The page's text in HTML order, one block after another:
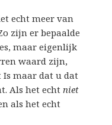
echt meer van
zijn er bepaalde
maar eigenlijk
waard zijn,
Is maar dat u dat
Als het echtniet
als het echt